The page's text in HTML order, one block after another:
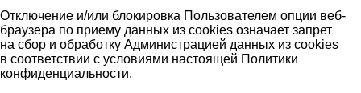
Отключение и/или блокировка Пользователем опции веб-
браузера по приему данных из cookies означает запрет
на сбор и обработку Администрацией данных из cookies
в соответствии с условиями настоящей Политики
конфиденциальности.